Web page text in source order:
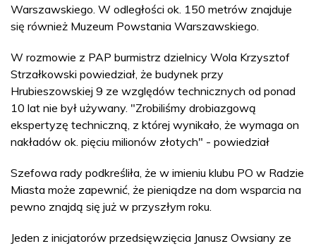
Warszawskiego. W odległości ok. 150 metrów znajduje
się również Muzeum Powstania Warszawskiego.
W rozmowie z PAP burmistrz dzielnicy Wola Krzysztof
Strzałkowski powiedział, że budynek przy
Hrubieszowskiej 9 ze względów technicznych od ponad
10 lat nie był używany. "Zrobiliśmy drobiazgową
ekspertyzę techniczną, z której wynikało, że wymaga on
nakładów ok. pięciu milionów złotych" - powiedział
Szefowa rady podkreśliła, że w imieniu klubu PO w Radzie
Miasta może zapewnić, że pieniądze na dom wsparcia na
pewno znajdą się już w przyszłym roku.
Jeden z inicjatorów przedsięwzięcia Janusz Owsiany ze